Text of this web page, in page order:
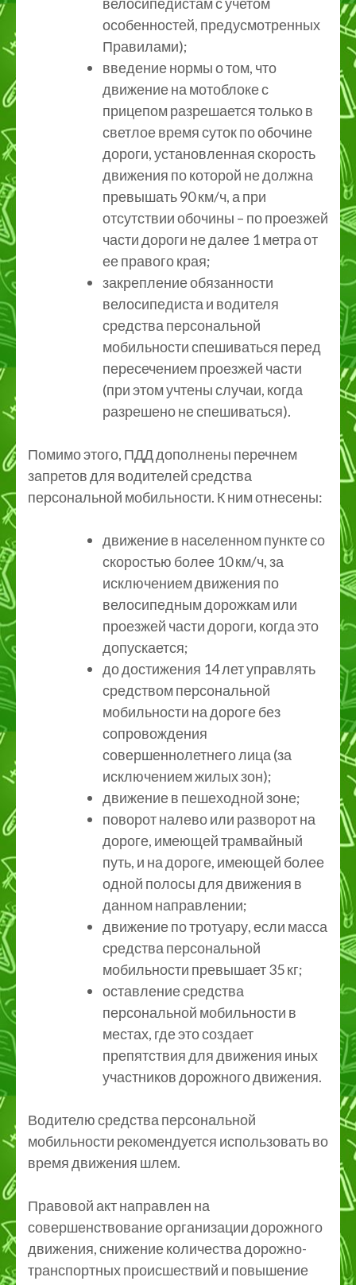
особенностей, предусмотренных
Правилами);
введение нормы о том, что
движение на мотоблоке с
прицепом разрешается только в
светлое время суток по обочине
дороги, установленная скорость
движения по которой не должна
превышать 90 км/ч, а при
отсутствии обочины – по проезжей
части дороги не далее 1 метра от
ее правого края;
закрепление обязанности
велосипедиста и водителя
средства персональной
мобильности спешиваться перед
пересечением проезжей части
(при этом учтены случаи, когда
разрешено не спешиваться).
Помимо этого, ПДД дополнены перечнем
запретов для водителей средства
персональной мобильности. К ним отнесены:
движение в населенном пункте со
скоростью более 10 км/ч, за
исключением движения по
велосипедным дорожкам или
проезжей части дороги, когда это
допускается;
до достижения 14 лет управлять
средством персональной
мобильности на дороге без
сопровождения
совершеннолетнего лица (за
исключением жилых зон);
движение в пешеходной зоне;
поворот налево или разворот на
дороге, имеющей трамвайный
путь, и на дороге, имеющей более
одной полосы для движения в
данном направлении;
движение по тротуару, если масса
средства персональной
мобильности превышает 35 кг;
оставление средства
персональной мобильности в
местах, где это создает
препятствия для движения иных
участников дорожного движения.
Водителю средства персональной
мобильности рекомендуется использовать во
время движения шлем.
Правовой акт направлен на
совершенствование организации дорожного
движения, снижение количества дорожно-
транспортных происшествий и повышение